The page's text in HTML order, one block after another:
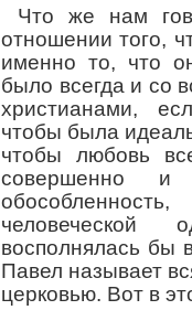
Что же нам
отношении того,
именно то, что
было всегда и со
христианами,
чтобы была
чтобы любовь
совершенно и
восполнялась бы
Павел называет
церковью. Вот в